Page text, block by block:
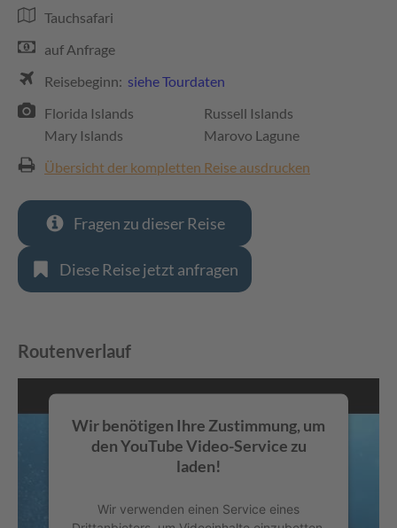
Tauchsafari
auf Anfrage
Reisebeginn: siehe Tourdaten
Florida Islands
Russell Islands
Mary Islands
Marovo Lagune
Übersicht der kompletten Reise ausdrucken
Fragen zu dieser Reise
Diese Reise jetzt anfragen
Routenverlauf
Wir benötigen Ihre Zustimmung, um
den YouTube Video-Service zu
laden!
Wir verwenden einen Service eines